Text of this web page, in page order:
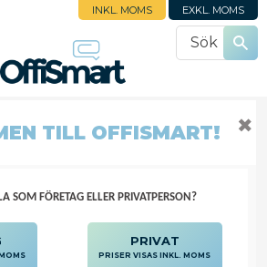
INKL. MOMS EXKL. MOMS
TILL OFFISMART!
SOM FÖRETAG ELLER PRIVATPERSON?
PRIVAT
PRISER VISAS INKL. MOMS
✖